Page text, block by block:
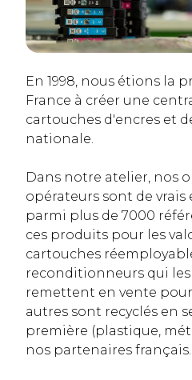
En 1998, nous étions la
France à créer une
cartouches d'encres et
nationale.
Dans notre atelier, nos
opérateurs sont de vrais
parmi plus de 7000
ces produits pour les
cartouches
reconditionneurs qui
remettent en vente
autres sont recyclés en
première (plastique,
nos partenaires français.